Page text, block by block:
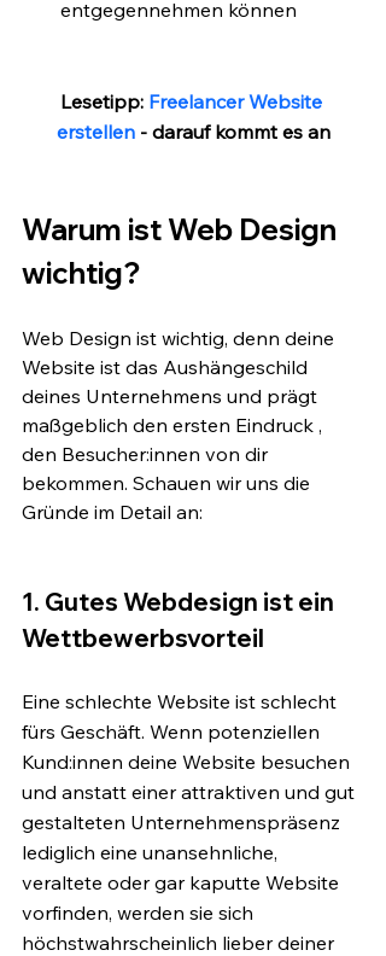
entgegennehmen können
Lesetipp: Freelancer Website
erstellen - darauf kommt es an
Warum ist Web Design
wichtig?
Web Design ist wichtig, denn deine
Website ist das Aushängeschild
deines Unternehmens und prägt
maßgeblich den ersten Eindruck ,
den Besucher:innen von dir
bekommen. Schauen wir uns die
Gründe im Detail an:
1. Gutes Webdesign ist ein
Wettbewerbsvorteil
Eine schlechte Website ist schlecht
fürs Geschäft. Wenn potenziellen
Kund:innen deine Website besuchen
und anstatt einer attraktiven und gut
gestalteten Unternehmenspräsenz
lediglich eine unansehnliche,
veraltete oder gar kaputte Website
vorfinden, werden sie sich
höchstwahrscheinlich lieber deiner